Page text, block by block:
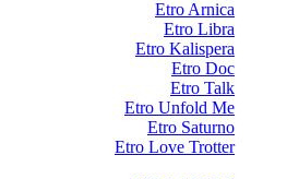
Etro Arnica
Etro Libra
Etro Kalispera
Etro Doc
Etro Talk
Etro Unfold Me
Etro Saturno
Etro Love Trotter